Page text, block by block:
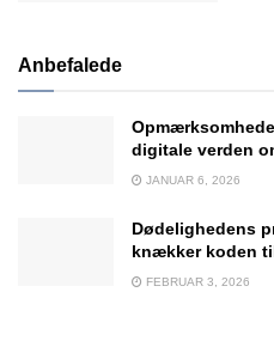
Anbefalede
digitale verden
JANUAR 6, 2026
Dødelighedens
knækker koden
FEBRUAR 3, 2026